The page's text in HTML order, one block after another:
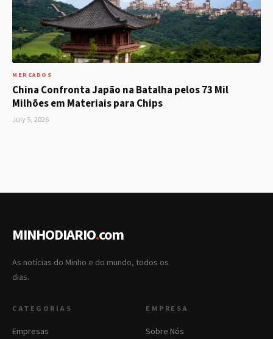
MERCADOS
China Confronta Japão na Batalha pelos 73 Mil
Milhões em Materiais para Chips
July 5, 2026
MINHODIARIO.com
As notícias do Minho e do mundo, todos os
dias.
CATEGORIAS
Empresas
EMPRESA
Sobre Nós